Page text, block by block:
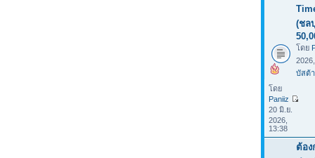
(ชล
โดย
บัสต้า
โดย
Paniiz
20 มิ.ย.
2026,
13:38
ต้อง